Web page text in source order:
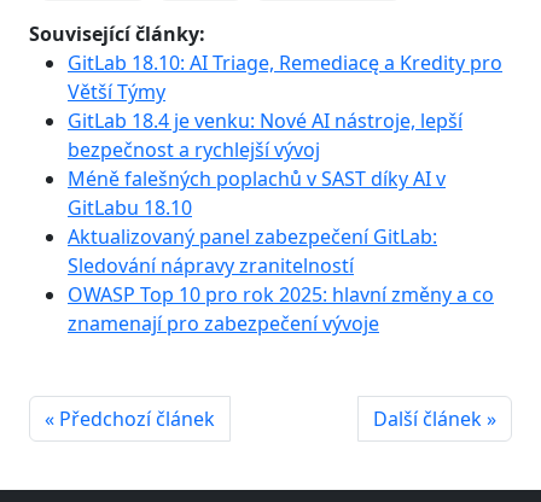
Související články:
GitLab 18.10: AI Triage, Remediacę a Kredity pro
Větší Týmy
GitLab 18.4 je venku: Nové AI nástroje, lepší
bezpečnost a rychlejší vývoj
Méně falešných poplachů v SAST díky AI v
GitLabu 18.10
Aktualizovaný panel zabezpečení GitLab:
Sledování nápravy zranitelností
OWASP Top 10 pro rok 2025: hlavní změny a co
znamenají pro zabezpečení vývoje
« Předchozí článek Další článek »